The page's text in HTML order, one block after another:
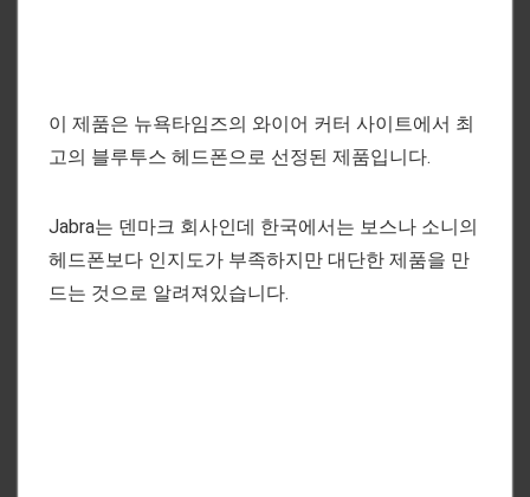
이 제품은 뉴욕타임즈의 와이어 커터 사이트에서 최
고의 블루투스 헤드폰으로 선정된 제품입니다.
Jabra는 덴마크 회사인데 한국에서는 보스나 소니의
헤드폰보다 인지도가 부족하지만 대단한 제품을 만
드는 것으로 알려져있습니다.